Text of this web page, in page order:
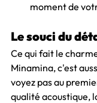
moment de
Le souci du
Ce qui fait le
Minamina, c'est
voyez pas au
qualité acoustique,